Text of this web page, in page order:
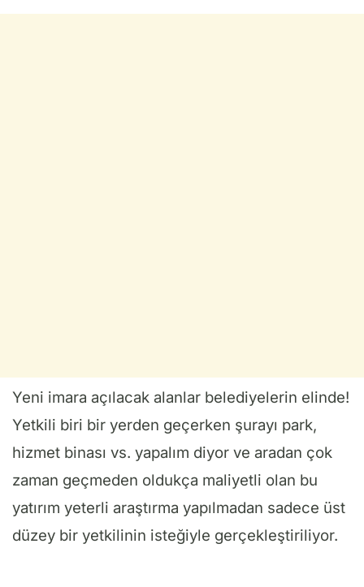
Yeni imara açılacak alanlar belediyelerin elinde!
Yetkili biri bir yerden geçerken şurayı park,
hizmet binası vs. yapalım diyor ve aradan çok
zaman geçmeden oldukça maliyetli olan bu
yatırım yeterli araştırma yapılmadan sadece üst
düzey bir yetkilinin isteğiyle gerçekleştiriliyor.